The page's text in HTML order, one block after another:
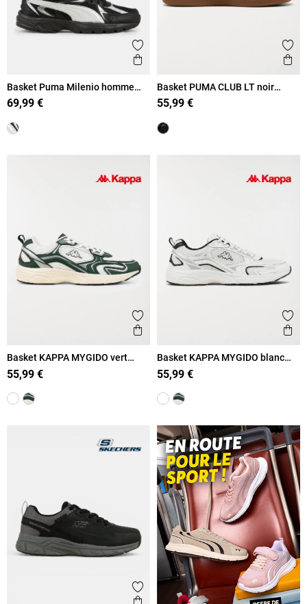
Ajouter aux favoris
Aperçu rapide
Basket Puma Milenio homme
(41-46)
69,99 €
Basket PUMA CLUB LT noir
homme (41-46)
55,99 €
Ajouter aux favoris
Aperçu rapide
Basket KAPPA MYGIDO vert
homme (40-45)
55,99 €
Basket KAPPA MYGIDO blanc
homme (40-45)
55,99 €
Ajouter aux favoris